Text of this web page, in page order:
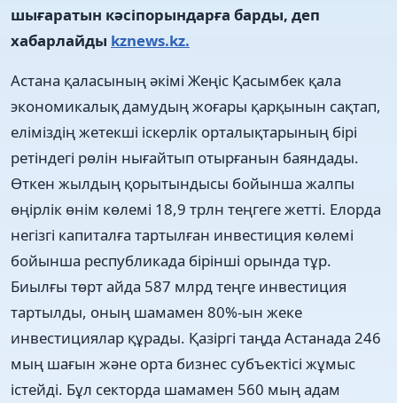
шығаратын кәсіпорындарға барды, деп
хабарлайды kznews.kz.
Астана қаласының әкімі Жеңіс Қасымбек қала
экономикалық дамудың жоғары қарқынын сақтап,
еліміздің жетекші іскерлік орталықтарының бірі
ретіндегі рөлін нығайтып отырғанын баяндады.
Өткен жылдың қорытындысы бойынша жалпы
өңірлік өнім көлемі 18,9 трлн теңгеге жетті. Елорда
негізгі капиталға тартылған инвестиция көлемі
бойынша республикада бірінші орында тұр.
Биылғы төрт айда 587 млрд теңге инвестиция
тартылды, оның шамамен 80%-ын жеке
инвестициялар құрады. Қазіргі таңда Астанада 246
мың шағын және орта бизнес субъектісі жұмыс
істейді. Бұл секторда шамамен 560 мың адам